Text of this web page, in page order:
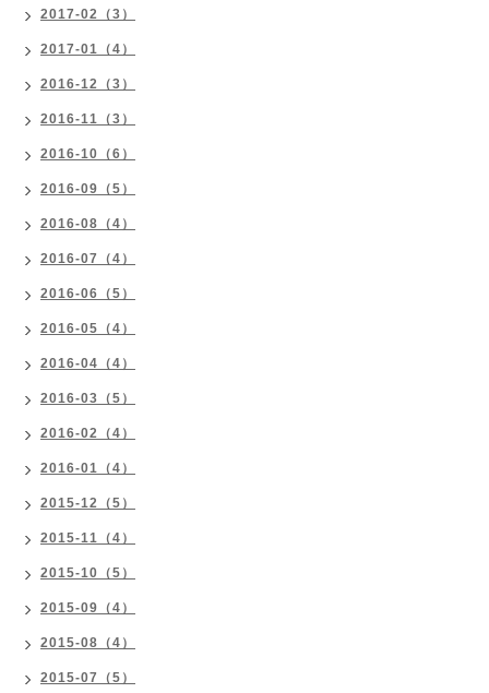
2017-02（3）
2017-01（4）
2016-12（3）
2016-11（3）
2016-10（6）
2016-09（5）
2016-08（4）
2016-07（4）
2016-06（5）
2016-05（4）
2016-04（4）
2016-03（5）
2016-02（4）
2016-01（4）
2015-12（5）
2015-11（4）
2015-10（5）
2015-09（4）
2015-08（4）
2015-07（5）